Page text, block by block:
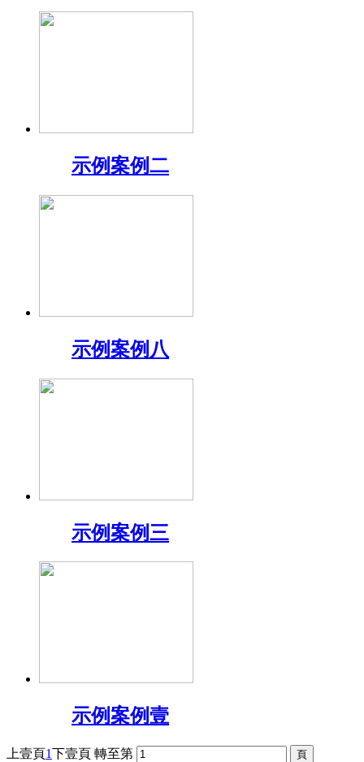
示例案例二
示例案例八
示例案例三
示例案例壹
上壹頁1下壹頁 轉至第